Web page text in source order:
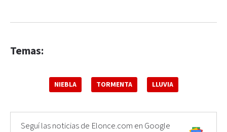
Temas:
NIEBLA TORMENTA LLUVIA
Seguí las noticias de Elonce.com en Google